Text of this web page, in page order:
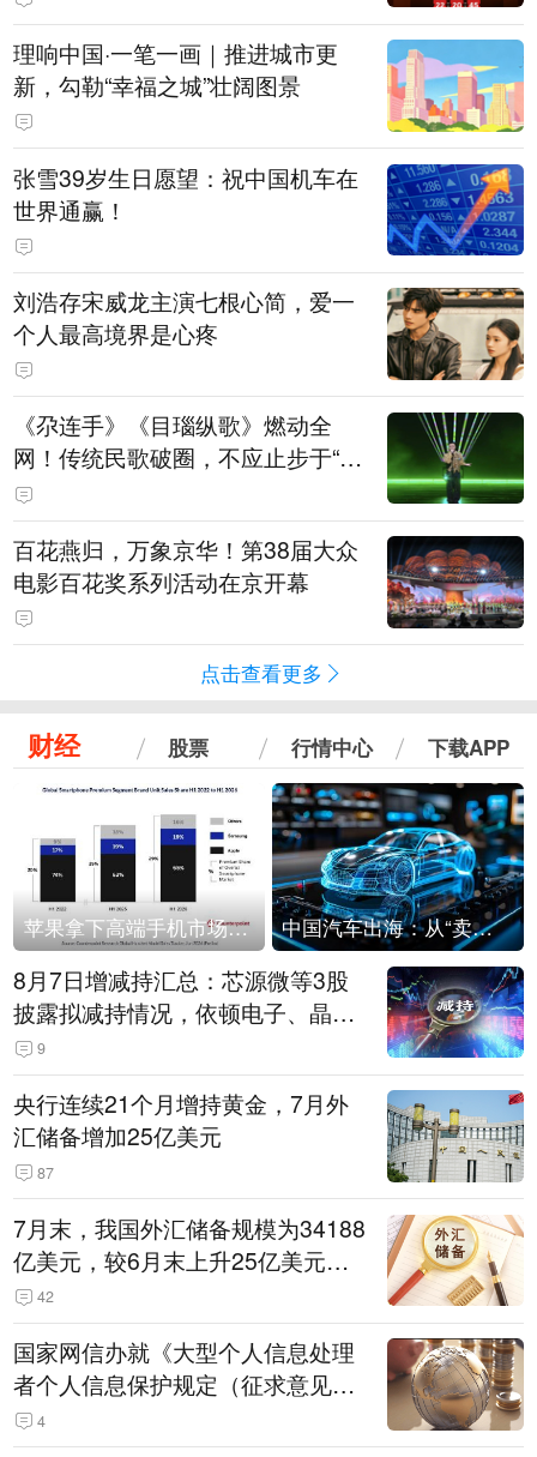
理响中国·一笔一画｜推进城市更
新，勾勒“幸福之城”壮阔图景
张雪39岁生日愿望：祝中国机车在
世界通赢！
刘浩存宋威龙主演七根心简，爱一
个人最高境界是心疼
《尕连手》《目瑙纵歌》燃动全
网！传统民歌破圈，不应止步于“上
头”
百花燕归，万象京华！第38届大众
电影百花奖系列活动在京开幕
点击查看更多
财经 股票 行情中心 下载APP
苹果拿下高端手机市场65%的份额：iPhone 17系列功不可没 中国汽车出海：从“卖出去”到“走进去”
8月7日增减持汇总：芯源微等3股
披露拟减持情况，依顿电子、晶华
微拟增持（表）
9
央行连续21个月增持黄金，7月外
汇储备增加25亿美元
87
7月末，我国外汇储备规模为34188
亿美元，较6月末上升25亿美元，
升幅为0.07%
42
国家网信办就《大型个人信息处理
者个人信息保护规定（征求意见
稿）》公开征求意见
4